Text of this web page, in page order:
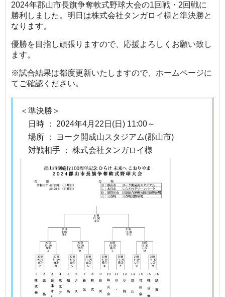
2024年郡山市長旗争奪軟式野球大会の1回戦・2回戦に
勝利しました。明日は株式会社タンガロイ様と準決勝と
なります。
優勝を目指し頑張りますので、応援よろしくお願い致し
ます。
※試合結果は都度更新いたしますので、ホームページに
てご確認ください。
＜準決勝＞
日時 ： 2024年4月22日(日) 11:00～
場所 ： ヨーク開成山スタジアム(郡山市)
対戦相手 ： 株式会社タンガロイ様